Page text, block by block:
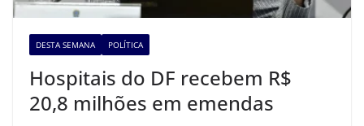
DESTA SEMANA POLÍTICA
Hospitais do DF recebem R$
20,8 milhões em emendas